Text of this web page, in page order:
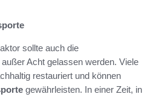
sollte auch die
Acht gelassen werden. Viele
restauriert und können
gewährleisten. In einer Zeit, in